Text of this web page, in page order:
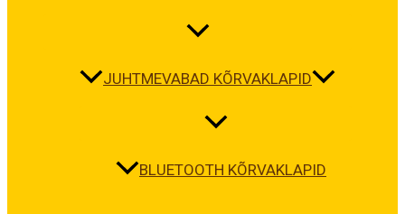
JUHTMEVABAD KÕRVAKLAPID
BLUETOOTH KÕRVAKLAPID